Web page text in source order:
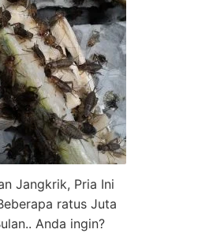
Jangkrik, Pria Ini
ratus Juta
Anda ingin?